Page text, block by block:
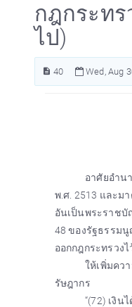
กฎกระท
ไป)
40 Wed, Aug
อาศัยอำน
พ.ศ. 2513 และม
อันเป็นพระราชบั
48 ของรัฐธรรม
ออกกฎกระทรวง
ให้เพิ่มคว
รัษฎากร
“(72) เงิ